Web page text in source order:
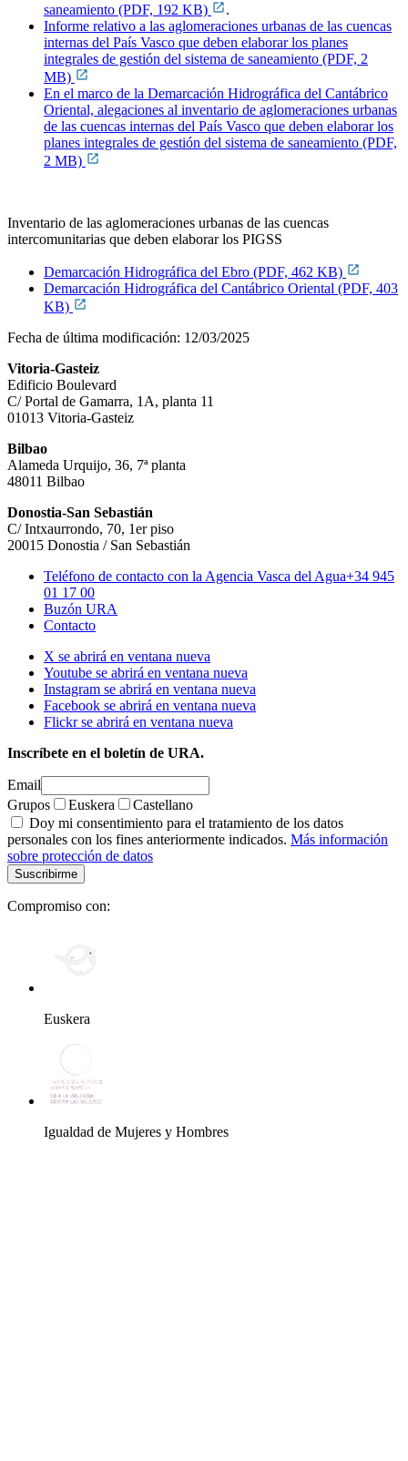
saneamiento (PDF, 192 KB)
.
Informe relativo a las aglomeraciones urbanas de las cuencas
internas del País Vasco que deben elaborar los planes
integrales de gestión del sistema de saneamiento (PDF, 2
MB)
En el marco de la Demarcación Hidrográfica del Cantábrico
Oriental, alegaciones al inventario de aglomeraciones urbanas
de las cuencas internas del País Vasco que deben elaborar los
planes integrales de gestión del sistema de saneamiento (PDF,
2 MB)
Inventario de las aglomeraciones urbanas de las cuencas
intercomunitarias que deben elaborar los PIGSS
Demarcación Hidrográfica del Ebro (PDF, 462 KB)
Demarcación Hidrográfica del Cantábrico Oriental (PDF, 403
KB)
Fecha de última modificación: 12/03/2025
Vitoria-Gasteiz
Edificio Boulevard
C/ Portal de Gamarra, 1A, planta 11
01013 Vitoria-Gasteiz
Bilbao
Alameda Urquijo, 36, 7ª planta
48011 Bilbao
Donostia-San Sebastián
C/ Intxaurrondo, 70, 1er piso
20015 Donostia / San Sebastián
Teléfono de contacto con la Agencia Vasca del Agua+34 945
01 17 00
Buzón URA
Contacto
X se abrirá en ventana nueva
Youtube se abrirá en ventana nueva
Instagram se abrirá en ventana nueva
Facebook se abrirá en ventana nueva
Flickr se abrirá en ventana nueva
Inscríbete en el boletín de URA.
Email
Grupos
Euskera
Castellano
Doy mi consentimiento para el tratamiento de los datos
personales con los fines anteriormente indicados. Más información
sobre protección de datos
Compromiso con:
Euskera
Igualdad de Mujeres y Hombres